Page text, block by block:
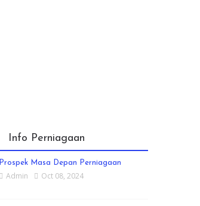
Info Perniagaan
Prospek Masa Depan Perniagaan
Admin Oct 08, 2024